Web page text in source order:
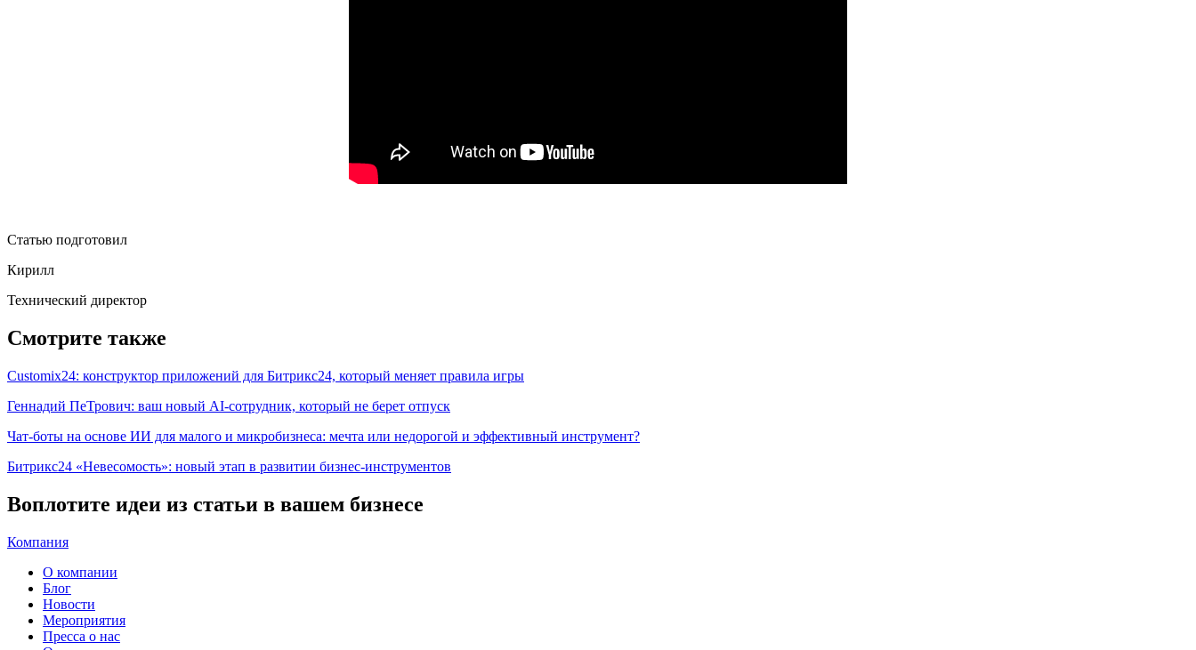
Статью подготовил
Кирилл
Технический директор
Смотрите также
Customix24: конструктор приложений для Битрикс24, который меняет правила игры
Геннадий ПеТрович: ваш новый AI-сотрудник, который не берет отпуск
Чат-боты на основе ИИ для малого и микробизнеса: мечта или недорогой и эффективный инструмент?
Битрикс24 «Невесомость»: новый этап в развитии бизнес-инструментов
Воплотите идеи из статьи в вашем бизнесе
Компания
О компании
Блог
Новости
Мероприятия
Пресса о нас